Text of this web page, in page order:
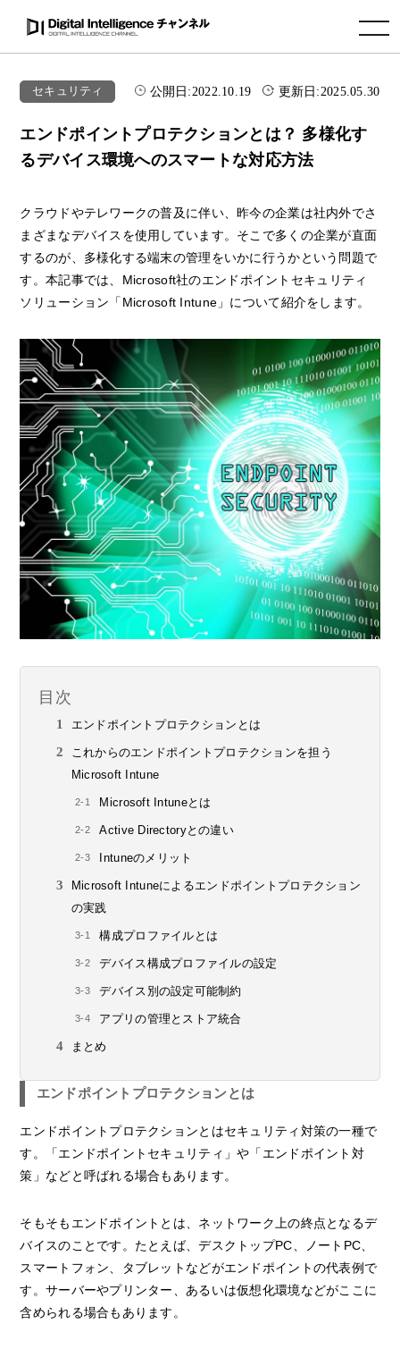
toggle navigation
セキュリティ 公開日:2022.10.19 更新日:2025.05.30
エンドポイントプロテクションとは？ 多様化す
るデバイス環境へのスマートな対応方法
クラウドやテレワークの普及に伴い、昨今の企業は社内外でさ
まざまなデバイスを使用しています。そこで多くの企業が直面
するのが、多様化する端末の管理をいかに行うかという問題で
す。本記事では、Microsoft社のエンドポイントセキュリティ
ソリューション「Microsoft Intune」について紹介をします。
目次
エンドポイントプロテクションとは
これからのエンドポイントプロテクションを担う
Microsoft Intune
Microsoft Intuneとは
Active Directoryとの違い
Intuneのメリット
Microsoft Intuneによるエンドポイントプロテクション
の実践
構成プロファイルとは
デバイス構成プロファイルの設定
デバイス別の設定可能制約
アプリの管理とストア統合
まとめ
エンドポイントプロテクションとは
エンドポイントプロテクションとはセキュリティ対策の一種で
す。「エンドポイントセキュリティ」や「エンドポイント対
策」などと呼ばれる場合もあります。
そもそもエンドポイントとは、ネットワーク上の終点となるデ
バイスのことです。たとえば、デスクトップPC、ノートPC、
スマートフォン、タブレットなどがエンドポイントの代表例で
す。サーバーやプリンター、あるいは仮想化環境などがここに
含められる場合もあります。